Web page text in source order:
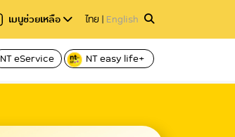
เมนูช่วยเหลือ ไทย | English
NT eService NT easy life+